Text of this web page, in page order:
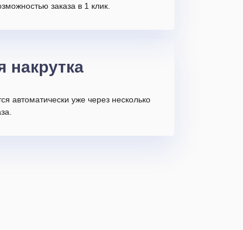
заказа в 1 клик.
накрутка
автоматически уже через несколько